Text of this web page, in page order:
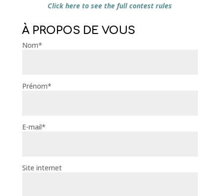
Click here to see the full contest rules
À PROPOS DE VOUS
Nom*
Prénom*
E-mail*
Site internet